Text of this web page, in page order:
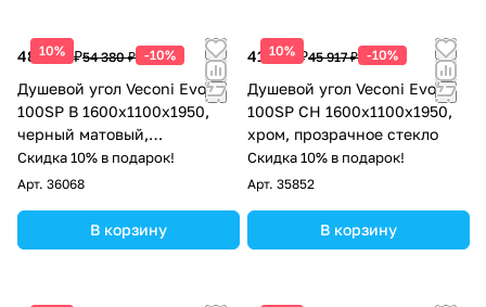
10%
48 942 ₽54 380 ₽ -10%
Душевой угол Veconi Evo
100SP B 1600х1100x1950,
черный матовый,
тонированное стекло
Скидка 10% в подарок!
Арт. 36068
В корзину
10%
41 325 ₽45 917 ₽ -10%
Душевой угол Veconi Evo
100SP CH 1600х1100x1950,
хром, прозрачное стекло
Скидка 10% в подарок!
Арт. 35852
В корзину